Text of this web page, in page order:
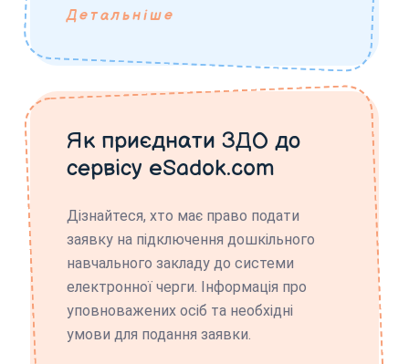
Детальніше
Як приєднати ЗДО до
сервісу eSadok.com
Дізнайтеся, хто має право подати
заявку на підключення дошкільного
навчального закладу до системи
електронної черги. Інформація про
уповноважених осіб та необхідні
умови для подання заявки.